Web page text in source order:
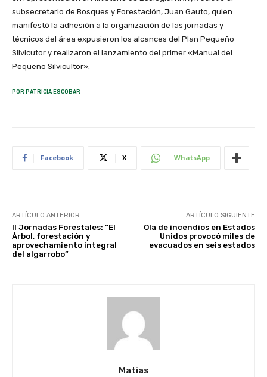
subsecretario de Bosques y Forestación, Juan Gauto, quien
manifestó la adhesión a la organización de las jornadas y
técnicos del área expusieron los alcances del Plan Pequeño
Silvicutor y realizaron el lanzamiento del primer «Manual del
Pequeño Silvicultor».
POR PATRICIA ESCOBAR
Facebook X WhatsApp
ARTÍCULO ANTERIOR
II Jornadas Forestales: “El
Árbol, forestación y
aprovechamiento integral
del algarrobo”
ARTÍCULO SIGUIENTE
Ola de incendios en Estados
Unidos provocó miles de
evacuados en seis estados
Matias